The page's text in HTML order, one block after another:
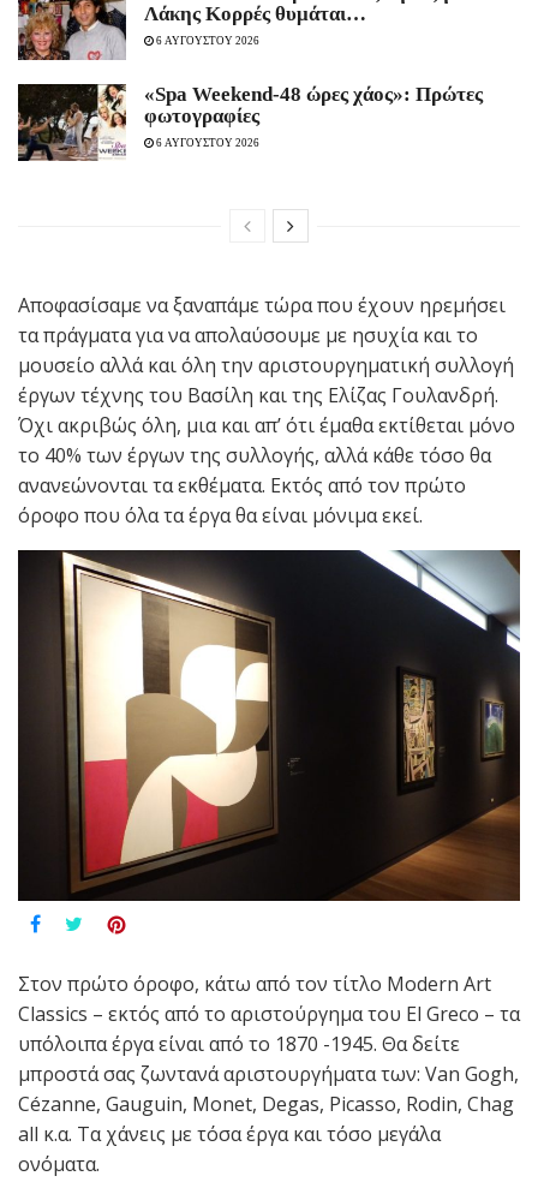
Λάκης Κορρές θυμάται…
6 ΑΥΓΟΥΣΤΟΥ 2026
«Spa Weekend-48 ώρες χάος»: Πρώτες
φωτογραφίες
6 ΑΥΓΟΥΣΤΟΥ 2026
Αποφασίσαμε να ξαναπάμε τώρα που έχουν ηρεμήσει
τα πράγματα για να απολαύσουμε με ησυχία και το
μουσείο αλλά και όλη την αριστουργηματική συλλογή
έργων τέχνης του Βασίλη και της Ελίζας Γουλανδρή.
Όχι ακριβώς όλη, μια και απ’ ότι έμαθα εκτίθεται μόνο
το 40% των έργων της συλλογής, αλλά κάθε τόσο θα
ανανεώνονται τα εκθέματα. Εκτός από τον πρώτο
όροφο που όλα τα έργα θα είναι μόνιμα εκεί.
Στον πρώτο όροφο, κάτω από τον τίτλο Modern Art
Classics – εκτός από το αριστούργημα του El Greco – τα
υπόλοιπα έργα είναι από το 1870 -1945. Θα δείτε
μπροστά σας ζωντανά αριστουργήματα των: Van Gogh,
Cézanne, Gauguin, Monet, Degas, Picasso, Rodin, Chag
all κ.α. Τα χάνεις με τόσα έργα και τόσο μεγάλα
ονόματα.